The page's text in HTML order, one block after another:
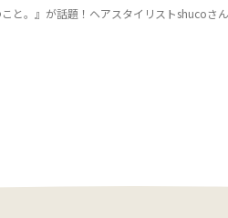
こと。』が話題！ヘアスタイリストshucoさ